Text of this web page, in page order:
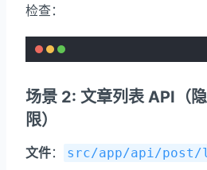
检查：
场景 2: 文章列表 API（
限）
文件： src/app/api/